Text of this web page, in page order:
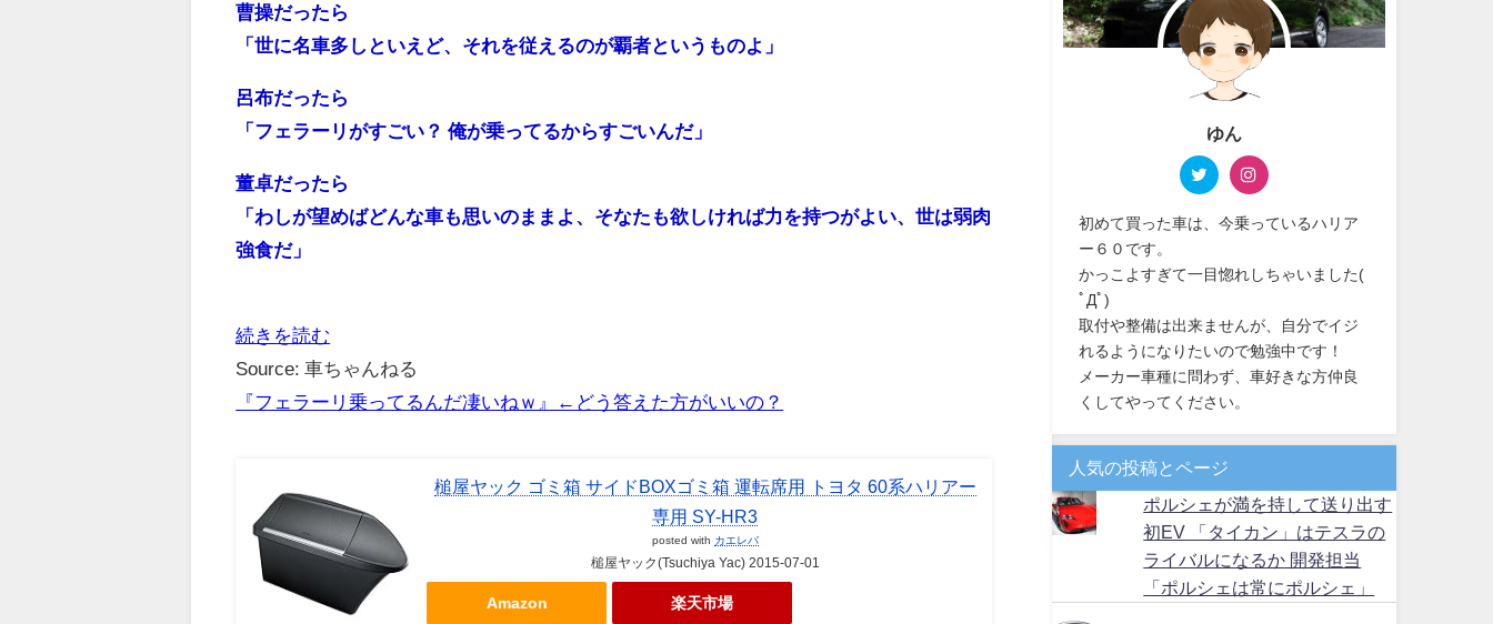
曹操だったら
「世に名車多しといえど、それを従えるのが覇者というものよ」
呂布だったら
「フェラーリがすごい？ 俺が乗ってるからすごいんだ」
董卓だったら
「わしが望めばどんな車も思いのままよ、そなたも欲しければ力を持つがよい、世は弱肉
強食だ」
続きを読む
Source: 車ちゃんねる
『フェラーリ乗ってるんだ凄いねｗ』←どう答えた方がいいの？
槌屋ヤック ゴミ箱 サイドBOXゴミ箱 運転席用 トヨタ 60系ハリアー
専用 SY-HR3
posted with カエレバ
槌屋ヤック(Tsuchiya Yac) 2015-07-01
Amazon 楽天市場
ゆん
初めて買った車は、今乗っているハリア
ー６０です。
かっこよすぎて一目惚れしちゃいました(
ﾟДﾟ)
取付や整備は出来ませんが、自分でイジ
れるようになりたいので勉強中です！
メーカー車種に問わず、車好きな方仲良
くしてやってください。
人気の投稿とページ
ポルシェが満を持して送り出す
初EV 「タイカン」はテスラの
ライバルになるか 開発担当
「ポルシェは常にポルシェ」